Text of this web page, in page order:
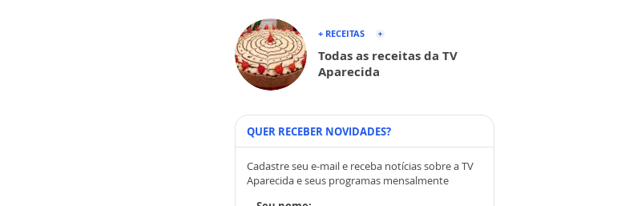
+ RECEITAS
Todas as receitas da TV
Aparecida
QUER RECEBER NOVIDADES?
Cadastre seu e-mail e receba notícias sobre a TV
Aparecida e seus programas mensalmente